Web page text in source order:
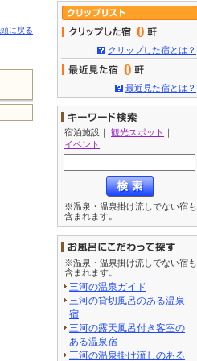
に戻る 0
クリップした宿とは？
0
最近見た宿とは？
宿泊施設 ｜ 観光スポット ｜
イベント
※温泉・温泉掛け流しでない宿も
含まれます。
※温泉・温泉掛け流しでない宿も
含まれます。
三河の温泉ガイド
三河の貸切風呂のある温泉
宿
三河の露天風呂付き客室の
ある温泉宿
三河の温泉掛け流しのある